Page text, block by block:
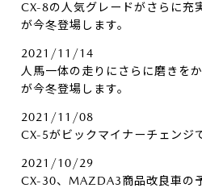
CX-8の人気グレードがさらに充
が今冬登場します。
2021/11/14
人馬一体の走りにさらに磨きを
が今冬登場します。
2021/11/08
CX-5がビックマイナーチェンジ
2021/10/29
CX-30、MAZDA3商品改良車の